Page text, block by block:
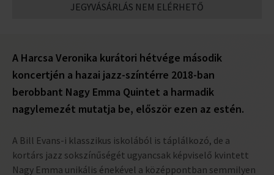
JEGYVÁSÁRLÁS NEM ELÉRHETŐ
A Harcsa Veronika kurátori hétvége második
koncertjén a hazai jazz-színtérre 2018-ban
berobbant Nagy Emma Quintet a harmadik
nagylemezét mutatja be, először ezen az estén.
A Bill Evans-i klasszikus iskolából is táplálkozó, de a
kortárs jazz sokszínűségét ugyancsak képviselő kvintett
Nagy Emma unikális énekével a középpontban semmilyen